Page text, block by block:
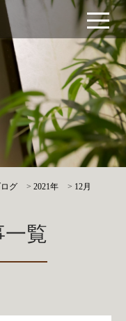
グ >2021年 > 12月
覧